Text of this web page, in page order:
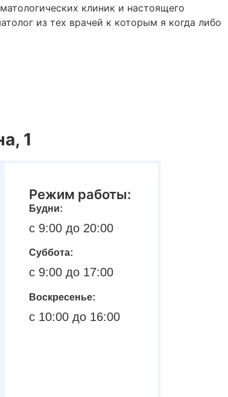
клиник и настоящего
из тех врачей к которым я когда либо
1
Режим работы:
Будни:
с 9:00 до 20:00
Суббота:
с 9:00 до 17:00
Воскресенье:
с 10:00 до 16:00